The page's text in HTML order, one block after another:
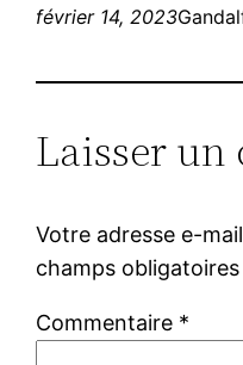
février 14, 2023
Laisser un
Votre adresse e-
champs
Commentaire *